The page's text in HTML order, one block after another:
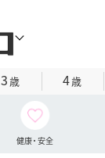
3歳 4歳
健康・安全